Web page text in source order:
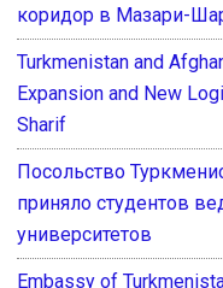
коридор в Мазари-
Turkmenistan and
Expansion and New
Sharif
Посольство
приняло студентов
университетов
Embassy of